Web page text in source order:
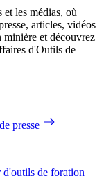
les médias, où
articles, vidéos
et découvrez
d'Outils de
presse
d'outils de foration